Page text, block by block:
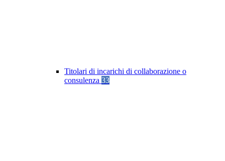
Titolari di incarichi di collaborazione o
consulenza 33